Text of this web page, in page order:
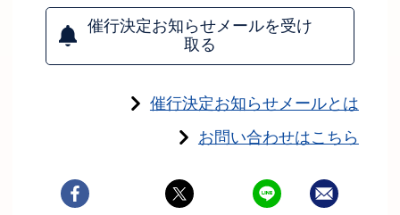
催行決定お知らせメールを受け
取る
催行決定お知らせメールとは
お問い合わせはこちら